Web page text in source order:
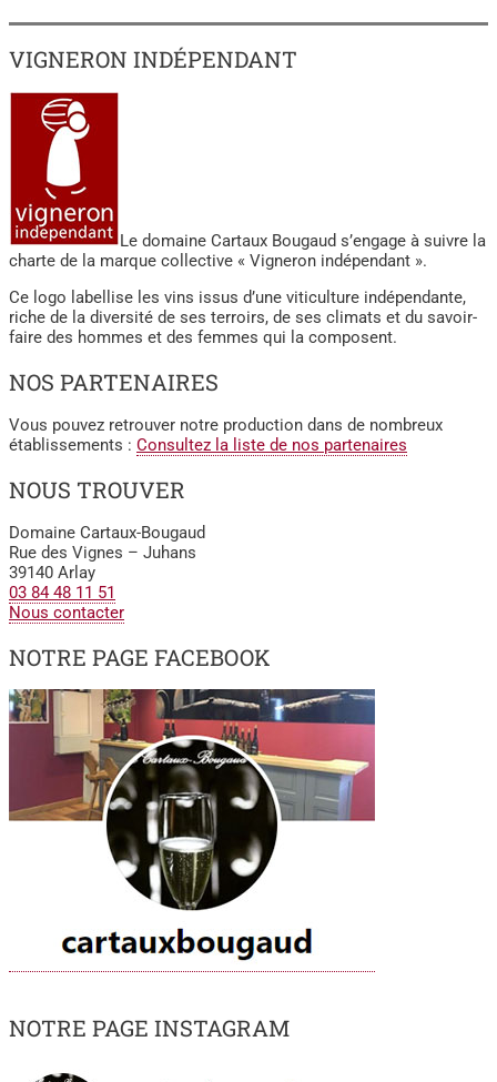
VIGNERON INDÉPENDANT
Le domaine Cartaux Bougaud s’engage à suivre la
charte de la marque collective « Vigneron indépendant ».
Ce logo labellise les vins issus d’une viticulture indépendante,
riche de la diversité de ses terroirs, de ses climats et du savoir-
faire des hommes et des femmes qui la composent.
NOS PARTENAIRES
Vous pouvez retrouver notre production dans de nombreux
établissements : Consultez la liste de nos partenaires
NOUS TROUVER
Domaine Cartaux-Bougaud
Rue des Vignes – Juhans
39140 Arlay
03 84 48 11 51
Nous contacter
NOTRE PAGE FACEBOOK
NOTRE PAGE INSTAGRAM